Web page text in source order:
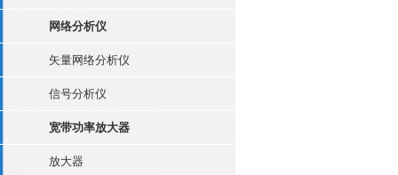
网络分析仪
矢量网络分析仪
信号分析仪
宽带功率放大器
放大器